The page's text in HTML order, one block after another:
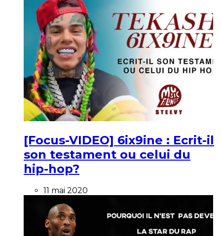
[Focus-VIDEO] 6ix9ine : Ecrit-il
son testament ou celui du
hip-hop?
11 mai 2020